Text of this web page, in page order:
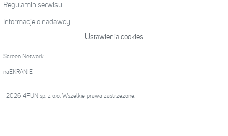
Regulamin serwisu
Informacje o nadawcy
Ustawienia cookies
Screen Network
naEKRANIE
2026 4FUN sp. z o.o. Wszelkie prawa zastrzeżone.